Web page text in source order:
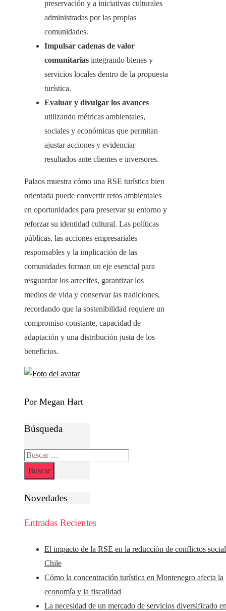
preservación y a iniciativas culturales
administradas por las propias
comunidades.
Impulsar cadenas de valor
comunitarias integrando bienes y
servicios locales dentro de la propuesta
turística.
Evaluar y divulgar los avances
utilizando métricas ambientales,
sociales y económicas que permitan
ajustar acciones y evidenciar
resultados ante clientes e inversores.
Palaos muestra cómo una RSE turística bien
orientada puede convertir retos ambientales
en oportunidades para preservar su entorno y
reforzar su identidad cultural. Las políticas
públicas, las acciones empresariales
responsables y la implicación de las
comunidades forman un eje esencial para
resguardar los arrecifes, garantizar los
medios de vida y conservar las tradiciones,
recordando que la sostenibilidad requiere un
compromiso constante, capacidad de
adaptación y una distribución justa de los
beneficios.
Por Megan Hart
Búsqueda
Buscar:
Novedades
Entradas Recientes
El impacto de la RSE en la reducción de conflictos
Chile
Cómo la concentración turística en Montenegro afecta la
economía y la fiscalidad
La necesidad de un mercado de servicios diversificado